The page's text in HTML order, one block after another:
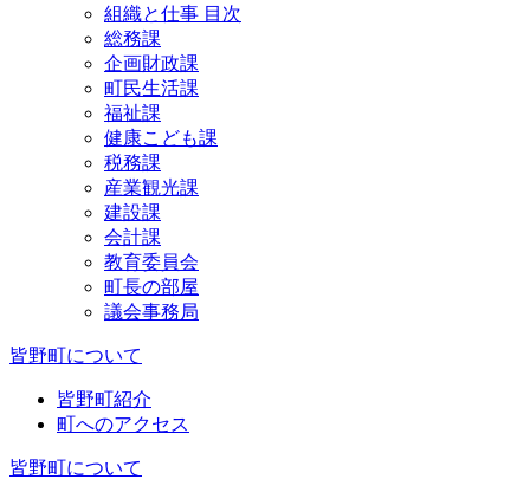
組織と仕事 目次
総務課
企画財政課
町民生活課
福祉課
健康こども課
税務課
産業観光課
建設課
会計課
教育委員会
町長の部屋
議会事務局
皆野町について
皆野町紹介
町へのアクセス
皆野町について